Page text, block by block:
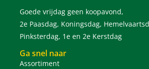
Goede vrijdag geen koopavond,
2e Paasdag, Koningsdag,
Pinksterdag, 1e en 2e Kerstdag
Ga snel naar
Assortiment